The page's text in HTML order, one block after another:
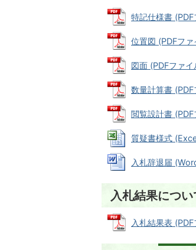
特記仕様書
位置図 (PDFフ
図面 (PDFファ
数量計算書
閲覧設計書
質疑書様式
入札辞退届
入札結果につい
入札結果表